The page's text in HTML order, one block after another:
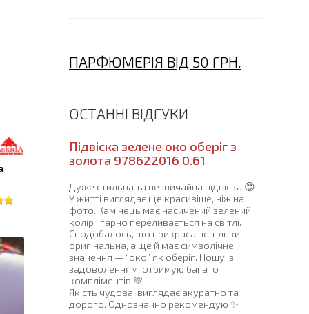
ПАРФЮМЕРІЯ ВІД 50 ГРН.
ОСТАННІ ВІДГУКИ
Підвіска зелене око оберіг з
золота 978622016 0.61
Дуже стильна та незвичайна підвіска 😍
У житті виглядає ще красивіше, ніж на
фото. Камінець має насичений зелений
колір і гарно переливається на світлі.
Сподобалось, що прикраса не тільки
оригінальна, а ще й має символічне
значення — “око” як оберіг. Ношу із
задоволенням, отримую багато
компліментів 💚
Якість чудова, виглядає акуратно та
дорого. Однозначно рекомендую ✨